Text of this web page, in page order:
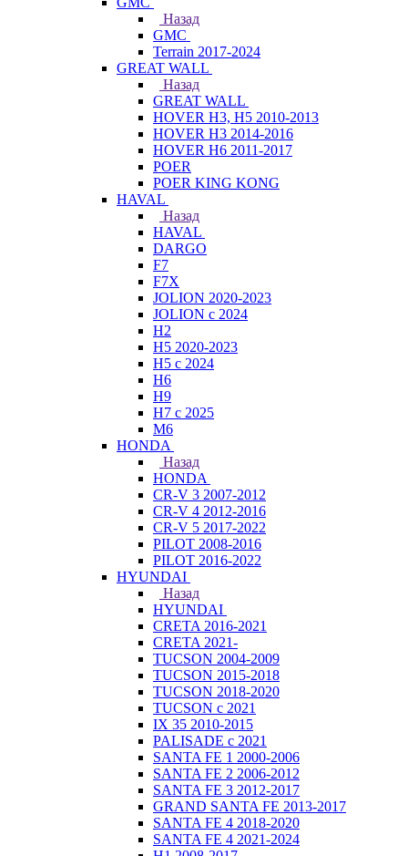
Назад
GMC
Terrain 2017-2024
GREAT WALL
Назад
GREAT WALL
HOVER H3, H5 2010-2013
HOVER H3 2014-2016
HOVER H6 2011-2017
POER
POER KING KONG
HAVAL
Назад
HAVAL
DARGO
F7
F7X
JOLION 2020-2023
JOLION с 2024
H2
H5 2020-2023
H5 с 2024
H6
H9
H7 с 2025
M6
HONDA
Назад
HONDA
CR-V 3 2007-2012
CR-V 4 2012-2016
CR-V 5 2017-2022
PILOT 2008-2016
PILOT 2016-2022
HYUNDAI
Назад
HYUNDAI
CRETA 2016-2021
CRETA 2021-
TUCSON 2004-2009
TUCSON 2015-2018
TUCSON 2018-2020
TUCSON с 2021
IX 35 2010-2015
PALISADE с 2021
SANTA FE 1 2000-2006
SANTA FE 2 2006-2012
SANTA FE 3 2012-2017
GRAND SANTA FE 2013-2017
SANTA FE 4 2018-2020
SANTA FE 4 2021-2024